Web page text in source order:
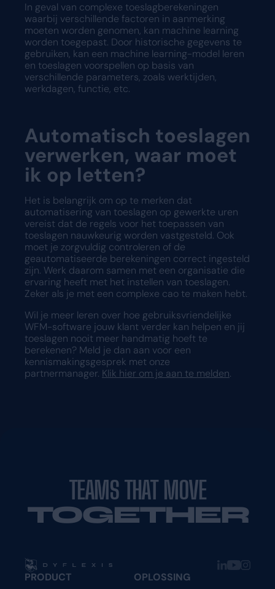
In geval van complexe toeslagberekeningen
waarbij verschillende factoren in aanmerking
moeten worden genomen, kan machine learning
worden toegepast. Door historische gegevens te
gebruiken, kan een machine learning-model leren
en toeslagen voorspellen op basis van
verschillende parameters, zoals werktijden,
werkdagen, functie, etc.
Automatisch toeslagen
verwerken, waar moet
ik op letten?
Het is belangrijk om op te merken dat
automatisering van toeslagen op gewerkte uren
vereist dat de regels voor het toepassen van
toeslagen nauwkeurig worden vastgesteld. Ook
moet je zorgvuldig controleren of de
geautomatiseerde berekeningen correct ingesteld
zijn. Werk daarom samen met een organisatie die
ervaring heeft met het instellen van toeslagen.
Zeker als je met een complexe cao te maken hebt.
Wil je meer leren over hoe gebruiksvriendelijke
WFM-software jouw klant verder kan helpen en jij
toeslagen nooit meer handmatig hoeft te
berekenen? Meld je dan aan voor een
kennismakingsgesprek met onze
partnermanager. Klik hier om je aan te melden.
TEAMS THAT MOVE
TOGETHER
PRODUCT
OPLOSSING